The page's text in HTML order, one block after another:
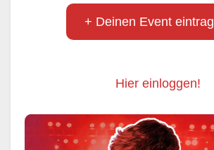
+ Deinen Event
Hier einloggen!